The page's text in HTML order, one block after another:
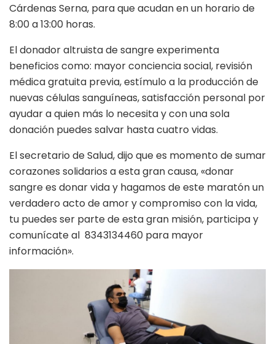
Cárdenas Serna, para que acudan en un horario de
8:00 a 13:00 horas.
El donador altruista de sangre experimenta
beneficios como: mayor conciencia social, revisión
médica gratuita previa, estímulo a la producción de
nuevas células sanguíneas, satisfacción personal por
ayudar a quien más lo necesita y con una sola
donación puedes salvar hasta cuatro vidas.
El secretario de Salud, dijo que es momento de sumar
corazones solidarios a esta gran causa, «donar
sangre es donar vida y hagamos de este maratón un
verdadero acto de amor y compromiso con la vida,
tu puedes ser parte de esta gran misión, participa y
comunícate al 8343134460 para mayor
información».